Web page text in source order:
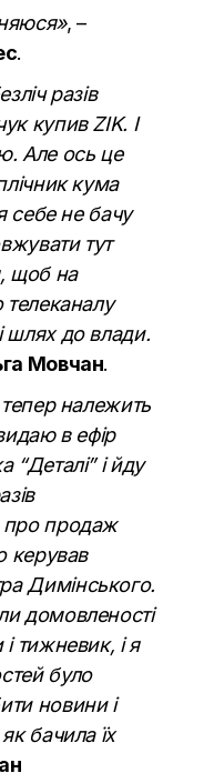
, –
.
разів
купив ZIK. І
Але ось це
кума
себе не бачу
тут
щоб на
телеканалу
шлях до влади.
Мовчан.
належить
в ефір
“Деталі” і йду
про продаж
керував
Димінського.
домовленості
тижневик, і я
було
новини і
бачила їх